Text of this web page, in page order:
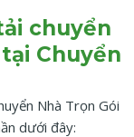
chuyển
Chuyển
Nhà Trọn Gói
dưới đây: